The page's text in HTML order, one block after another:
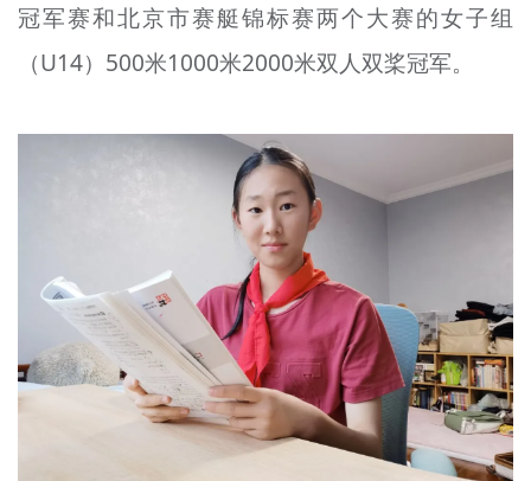
冠军赛和北京市赛艇锦标赛两个大赛的女子组
（U14）500米1000米2000米双人双桨冠军。